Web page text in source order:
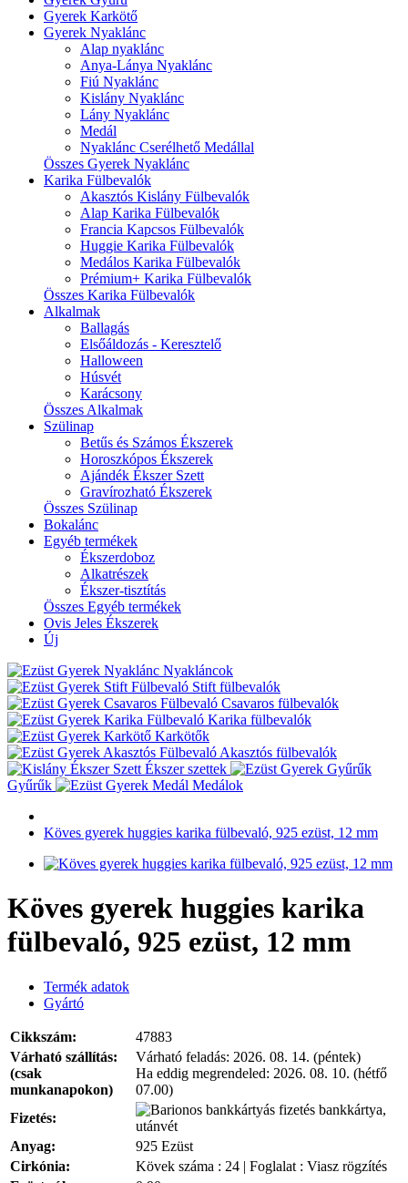
Gyerek Karkötő
Gyerek Nyaklánc
Alap nyaklánc
Anya-Lánya Nyaklánc
Fiú Nyaklánc
Kislány Nyaklánc
Lány Nyaklánc
Medál
Nyaklánc Cserélhető Medállal
Összes Gyerek Nyaklánc
Karika Fülbevalók
Akasztós Kislány Fülbevalók
Alap Karika Fülbevalók
Francia Kapcsos Fülbevalók
Huggie Karika Fülbevalók
Medálos Karika Fülbevalók
Prémium+ Karika Fülbevalók
Összes Karika Fülbevalók
Alkalmak
Ballagás
Elsőáldozás - Keresztelő
Halloween
Húsvét
Karácsony
Összes Alkalmak
Szülinap
Betűs és Számos Ékszerek
Horoszkópos Ékszerek
Ajándék Ékszer Szett
Gravírozható Ékszerek
Összes Szülinap
Bokalánc
Egyéb termékek
Ékszerdoboz
Alkatrészek
Ékszer-tisztítás
Összes Egyéb termékek
Ovis Jeles Ékszerek
Új
Nyakláncok
Stift fülbevalók
Csavaros fülbevalók
Karika fülbevalók
Karkötők
Akasztós fülbevalók
Ékszer szettek
Gyűrűk
Medálok
Köves gyerek huggies karika fülbevaló, 925 ezüst, 12 mm
Köves gyerek huggies karika
fülbevaló, 925 ezüst, 12 mm
Termék adatok
Gyártó
Cikkszám:
47883
Várható szállítás:
(csak
munkanapokon)
Várható feladás: 2026. 08. 14. (péntek)
Ha eddig megrendeled: 2026. 08. 10. (hétfő
07.00)
Fizetés:
bankkártya,
utánvét
Anyag:
925 Ezüst
Cirkónia:
Kövek száma : 24 | Foglalat : Viasz rögzítés